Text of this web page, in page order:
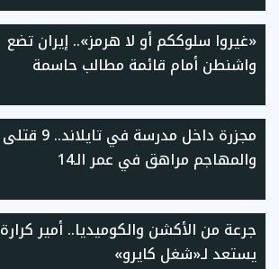
«غيروا سلوككم أو لا هرمز».. إيران تضع
واشنطن أمام قائمة مطالب حاسمة
مجزرة داخل مدرسة في تايلاند.. 9 قتلى
والمهاجم مراهق في عمر الـ14
جرعة من الأكشن والكوميديا.. أمير كرارة
يستعد لـ«شغل كايرو»